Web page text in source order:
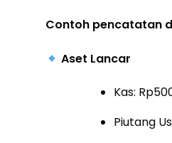
Contoh pencatatan
Aset Lancar
Kas:
Piutang